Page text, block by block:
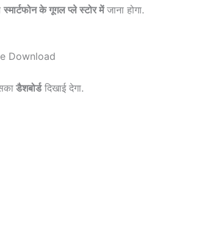
स्मार्टफोन के गूगल प्ले स्टोर मेंजाना होगा.
डैशबोर्डदिखाई देगा.